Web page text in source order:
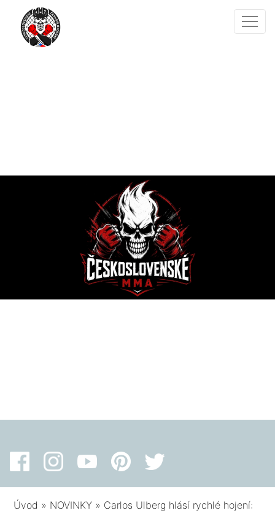
Úvod » NOVINKY » Carlos Ulberg hlásí rychlé hojení: